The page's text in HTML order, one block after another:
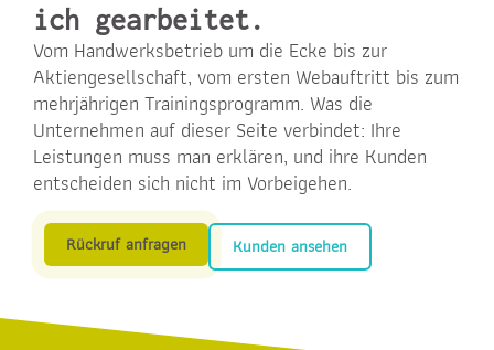
ich gearbeitet.
Vom Handwerksbetrieb um die Ecke bis zur
Aktiengesellschaft, vom ersten Webauftritt bis zum
mehrjährigen Trainingsprogramm. Was die
Unternehmen auf dieser Seite verbindet: Ihre
Leistungen muss man erklären, und ihre Kunden
entscheiden sich nicht im Vorbeigehen.
Rückruf anfragen Kunden ansehen